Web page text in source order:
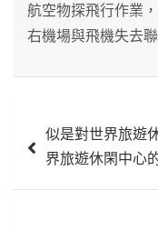
航空物探飛行作業
右機場與飛機失去
章 似是對世界旅遊
界旅遊休閑中心